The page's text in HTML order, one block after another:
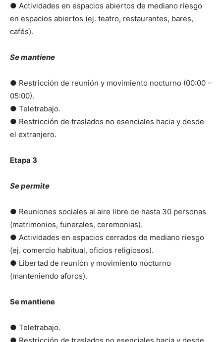
● Actividades en espacios abiertos de mediano riesgo
en espacios abiertos (ej. teatro, restaurantes, bares,
cafés).
Se mantiene
● Restricción de reunión y movimiento nocturno (00:00 –
05:00).
● Teletrabajo.
● Restricción de traslados no esenciales hacia y desde
el extranjero.
Etapa 3
Se permite
● Reuniones sociales al aire libre de hasta 30 personas
(matrimonios, funerales, ceremonias).
● Actividades en espacios cerrados de mediano riesgo
(ej. comercio habitual, oficios religiosos).
● Libertad de reunión y movimiento nocturno
(manteniendo aforos).
Se mantiene
● Teletrabajo.
● Restricción de traslados no esenciales hacia y desde